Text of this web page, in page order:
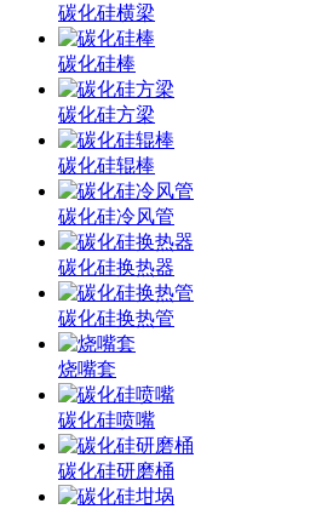
碳化硅横梁
碳化硅棒
碳化硅方梁
碳化硅辊棒
碳化硅冷风管
碳化硅换热器
碳化硅换热管
烧嘴套
碳化硅喷嘴
碳化硅研磨桶